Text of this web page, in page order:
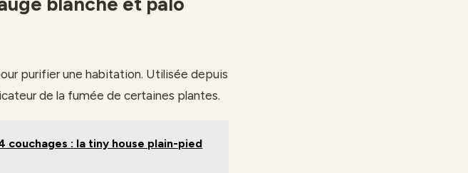
purifier une habitation. Utilisée depuis
de la fumée de certaines plantes.
couchages : la tiny house plain-pied